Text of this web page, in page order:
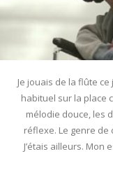
Je jouais de la flûte
habituel sur la place
mélodie douce, les
réflexe. Le genre
J’étais ailleurs.